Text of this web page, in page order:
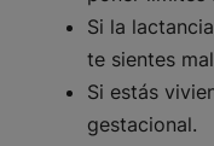
Si la
te sientes
Si estás
gestacional.